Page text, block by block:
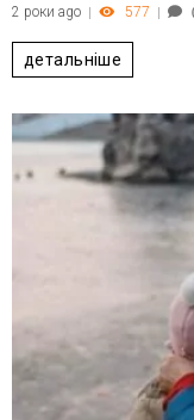
2 роки ago
577
детальніше